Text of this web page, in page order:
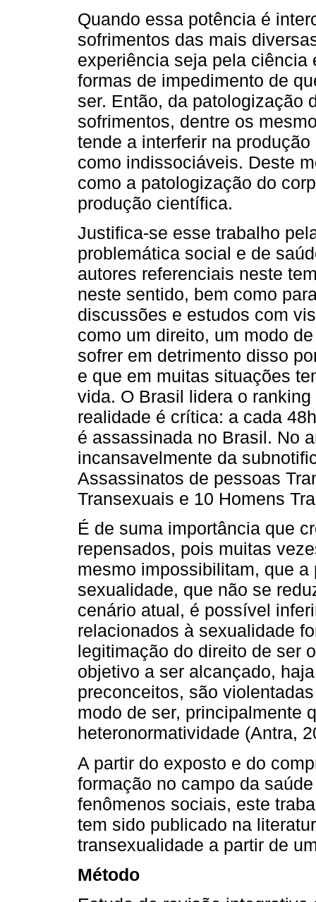
Quando essa potência é
sofrimentos das mais
experiência seja pela
formas de impedimento de
ser. Então, da patologização
sofrimentos, dentre os
tende a interferir na
como indissociáveis. Deste
como a patologização do
produção científica.
Justifica-se esse trabalho
problemática social e de
autores referenciais neste
neste sentido, bem como
discussões e estudos com
como um direito, um modo
sofrer em detrimento disso
e que em muitas situações
vida. O Brasil lidera o
realidade é crítica: a cada
é assassinada no Brasil. No
incansavelmente da
Assassinatos de pessoas
Transexuais e 10 Homens
É de suma importância que
repensados, pois muitas
mesmo impossibilitam, que
sexualidade, que não se
cenário atual, é possível
relacionados à sexualidade
legitimação do direito de ser
objetivo a ser alcançado,
preconceitos, são
modo de ser, principalmente
heteronormatividade (Antra,
A partir do exposto e do
formação no campo da
fenômenos sociais, este
tem sido publicado na
transexualidade a partir de
Método